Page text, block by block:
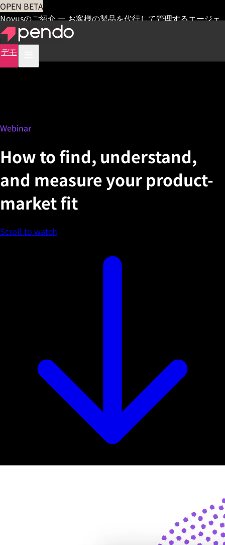
OPEN BETA
Novusのご紹介 — お客様の製品を代行して管理するエージェ
ント 早期アクセス
デモ
Webinar
How to find, understand,
and measure your product-
market fit
Scroll to watch